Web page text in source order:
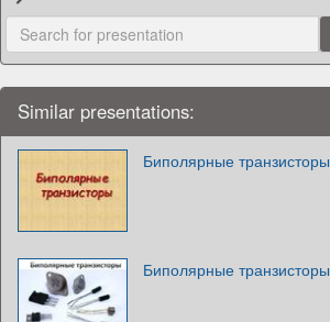
Similar presentations:
Биполярные транзисторы
Биполярные транзисторы